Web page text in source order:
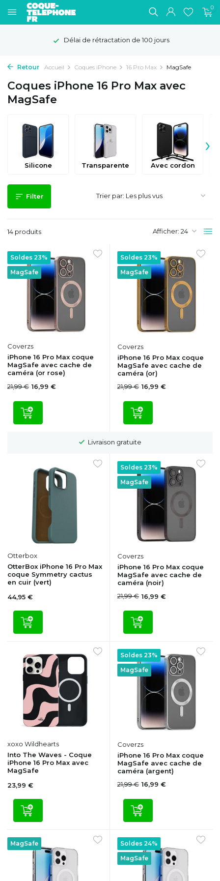
0
Délai de rétractation de 100 jours
Retour Accueil Coques iPhone 16 Pro Max MagSafe
Coques iPhone 16 Pro Max avec
MagSafe
Silicone Transparente Avec cordon
›
Filter
14 produits Afficher:
Trier par:
MagSafe
Soldes 23%
Coverzs
iPhone 16 Pro Max coque
MagSafe avec cache de
caméra (or rose)
21,99 € 16,99 €
MagSafe
Soldes 23%
Coverzs
iPhone 16 Pro Max coque
MagSafe avec cache de
caméra (or)
21,99 € 16,99 €
Délai de rétractation de 100 jours
Otterbox
OtterBox iPhone 16 Pro Max
coque Symmetry cactus
en cuir (vert)
44,95 €
MagSafe
Soldes 23%
Coverzs
iPhone 16 Pro Max coque
MagSafe avec cache de
caméra (noir)
21,99 € 16,99 €
xoxo Wildhearts
Into The Waves - Coque
iPhone 16 Pro Max avec
MagSafe
23,99 €
MagSafe
Soldes 23%
Coverzs
iPhone 16 Pro Max coque
MagSafe avec cache de
caméra (argent)
21,99 € 16,99 €
MagSafe
MagSafe
Soldes 24%